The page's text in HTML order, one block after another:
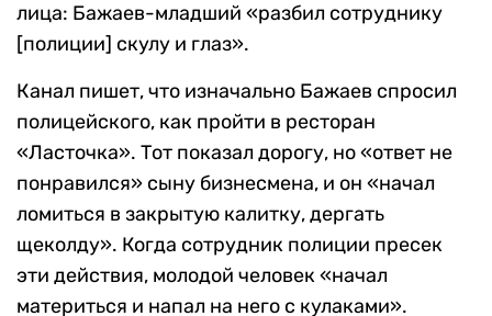
лица: Бажаев-младший «разбил сотруднику
[полиции] скулу и глаз».
Канал пишет, что изначально Бажаев спросил
полицейского, как пройти в ресторан
«Ласточка». Тот показал дорогу, но «ответ не
понравился» сыну бизнесмена, и он «начал
ломиться в закрытую калитку, дергать
щеколду». Когда сотрудник полиции пресек
эти действия, молодой человек «начал
материться и напал на него с кулаками».